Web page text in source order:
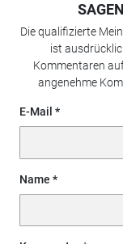
Die qualifizierte
ist
Kommentaren
angenehme
E-Mail
Name